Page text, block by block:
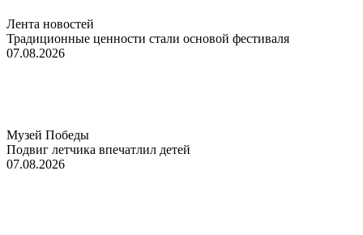
Лента новостей
Традиционные ценности стали основой фестиваля
07.08.2026
Музей Победы
Подвиг летчика впечатлил детей
07.08.2026